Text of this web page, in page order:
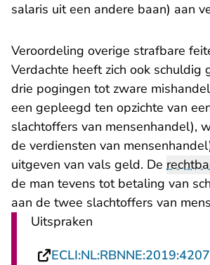
salaris uit een andere baan) aan
Veroordeling overige strafbare
Verdachte heeft zich ook schuldig
drie pogingen tot zware
een gepleegd ten opzichte van
slachtoffers van mensenhandel),
de verdiensten van
uitgeven van vals geld. De
de man tevens tot betaling van
aan de twee slachtoffers van
Uitspraken
ECLI:NL:RBNNE:2019:4207